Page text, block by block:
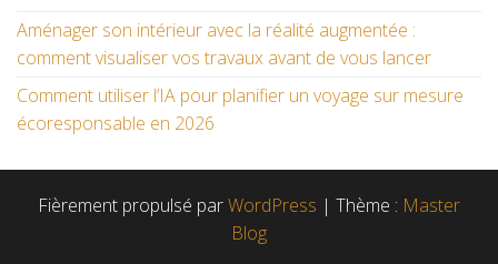
Aménager son intérieur avec la réalité augmentée :
comment visualiser vos travaux avant de vous lancer
Comment utiliser l’IA pour planifier un voyage sur mesure
écoresponsable en 2026
Fièrement propulsé parWordPress | Thème : Master
Blog